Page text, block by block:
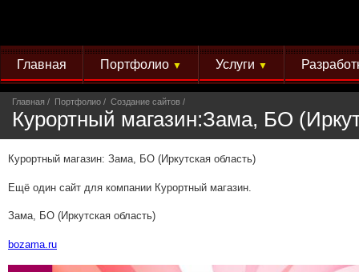
Главная Портфолио ▼ Услуги ▼
Главная Портфолио Создание сайтов
Курортный магазин:Зама, БО
Курортный магазин: Зама, БО (Иркутская область)
Ещё один сайт для компании Курортный магазин.
Зама, БО (Иркутская область)
bozama.ru